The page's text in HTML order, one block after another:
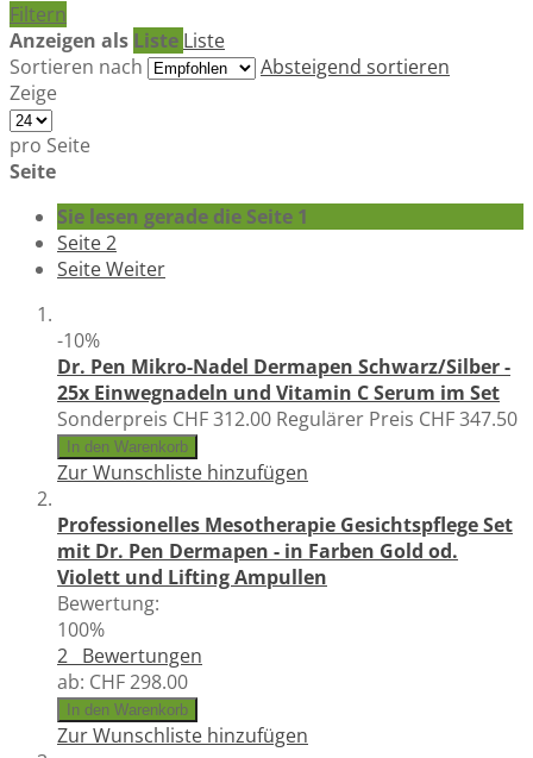
Filtern
Anzeigen als Liste Liste
Sortieren nach
Absteigend sortieren
Zeige
pro Seite
Seite
Sie lesen gerade die Seite 1
Seite2
SeiteWeiter
-10%
Dr. Pen Mikro-Nadel Dermapen Schwarz/Silber -
25x Einwegnadeln und Vitamin C Serum im Set
Sonderpreis CHF 312.00 Regulärer Preis CHF 347.50
In den Warenkorb
Zur Wunschliste hinzufügen
Professionelles Mesotherapie Gesichtspflege Set
mit Dr. Pen Dermapen - in Farben Gold od.
Violett und Lifting Ampullen
Bewertung:
100%
2 Bewertungen
ab: CHF 298.00
In den Warenkorb
Zur Wunschliste hinzufügen